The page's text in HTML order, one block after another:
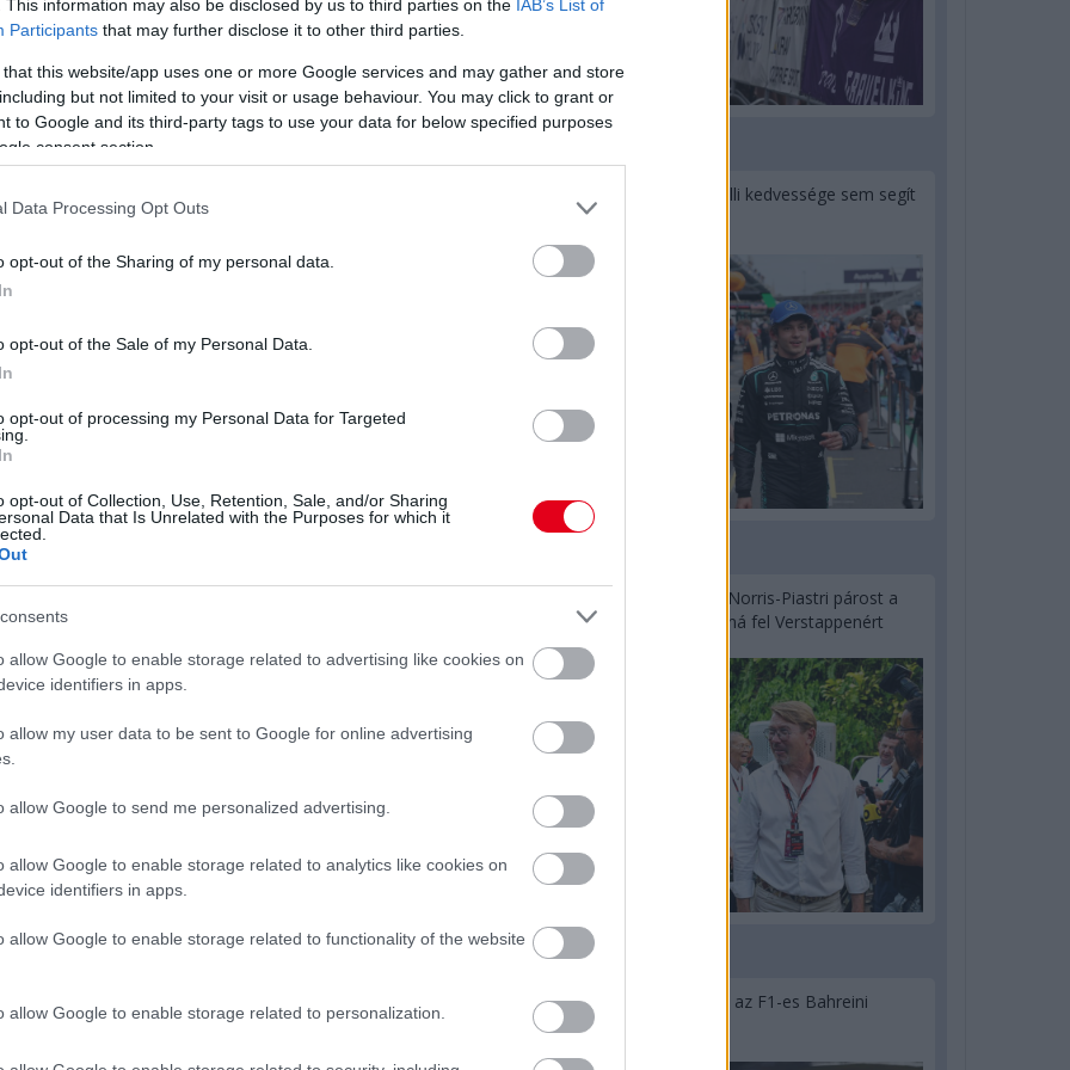
This information may also be disclosed by us to third parties on the IAB’s List of
Participants that may further disclose it to other third parties.
that this website/app uses one or more Google services and may gather and store
but not limited to your visit or usage behaviour. You may click to grant or
to Google and its third-party tags to use your data for below specified purposes
consent section.
Data Processing Opt Outs
opt-out of the Sharing of my personal data.
opt-out of the Sale of my Personal Data.
opt-out of processing my Personal Data for Targeted
opt-out of Collection, Use, Retention, Sale, and/or Sharing
Data that Is Unrelated with the Purposes for which it
allow Google to enable storage related to advertising like cookies on
identifiers in apps.
allow my user data to be sent to Google for online advertising
allow Google to send me personalized advertising.
allow Google to enable storage related to analytics like cookies on
identifiers in apps.
allow Google to enable storage related to functionality of the website
allow Google to enable storage related to personalization.
A spanyol a második, a monacói a harmadik. Őrület, de
Ocon, Gasly, Hamilton, Tsunoda a további sorrend. Norris
t fut, Alonso viszont 1:11.706-ot megy. Ez a hétvége
világbajnoka.
itt, de némileg aggódhat. A kanadai a 14. helyet
mérlegelésre. Ebből még lehet gondja.
Montoya szerint Antonelli kedvessége sem segít
Russellen
Hakkinen megtartaná a Norris-Piastri párost a
McLarennél, nem borítaná fel Verstappenért
2 napja
Megvan, mikor kezdődik az F1-es Bahreini
Nagydíj Malajziában